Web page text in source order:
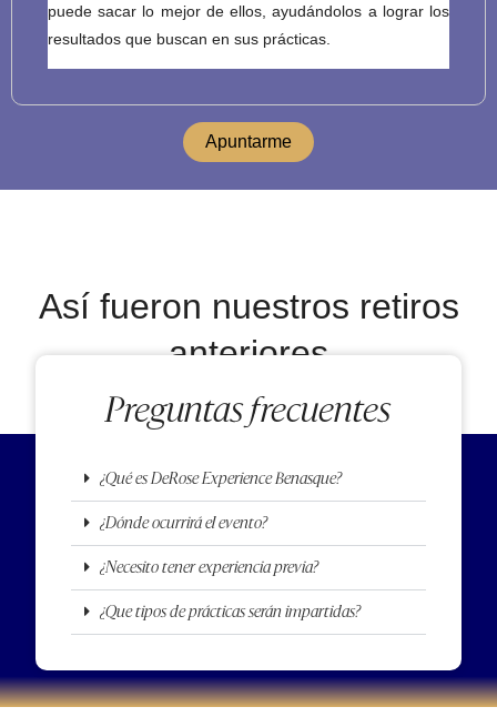
puede sacar lo mejor de ellos, ayudándolos a lograr los
resultados que buscan en sus prácticas.
Apuntarme
Así fueron nuestros retiros
anteriores
Preguntas frecuentes
¿Qué es DeRose Experience Benasque?
¿Dónde ocurrirá el evento?
¿Necesito tener experiencia previa?
¿Que tipos de prácticas serán impartidas?